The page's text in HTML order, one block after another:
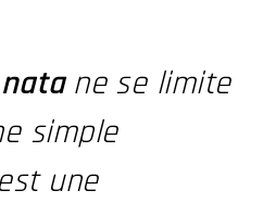
ne se limite
simple
une